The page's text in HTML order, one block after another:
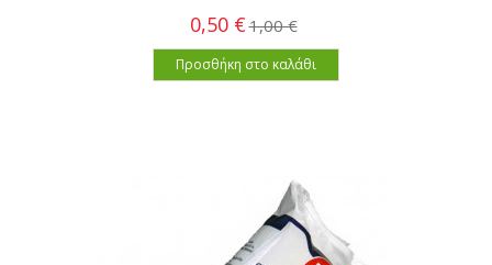
0,50 €1,00 €
Προσθήκη στο καλάθι